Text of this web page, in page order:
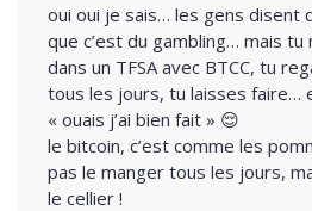
oui oui je sais… les gens disent
que c’est du gambling… mais
dans un TFSA avec BTCC, tu
tous les jours, tu laisses faire…
« ouais j’ai bien fait » 😌
le bitcoin, c’est comme les
pas le manger tous les jours,
le cellier !